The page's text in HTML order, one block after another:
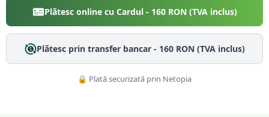
Plătesc online cu Cardul - 160RON (TVA inclus)
Plătesc prin transfer bancar - 160RON (TVA inclus)
🔒 Plată securizată prin Netopia